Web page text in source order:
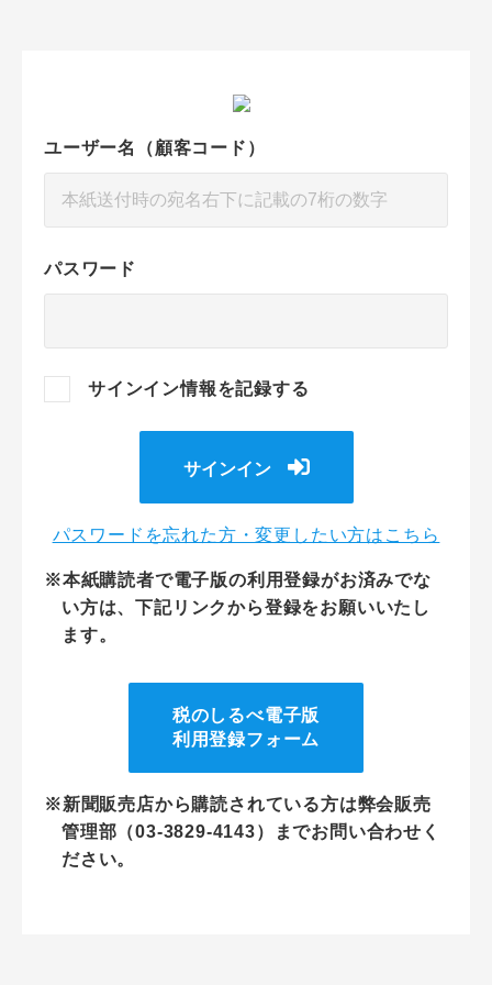
ユーザー名（顧客コード）
パスワード
サインイン情報を記録する
サインイン
パスワードを忘れた方・変更したい方はこちら
※本紙購読者で電子版の利用登録がお済みでな
い方は、下記リンクから登録をお願いいたし
ます。
税のしるべ電子版
利用登録フォーム
※新聞販売店から購読されている方は弊会販売
管理部（03-3829-4143）までお問い合わせく
ださい。